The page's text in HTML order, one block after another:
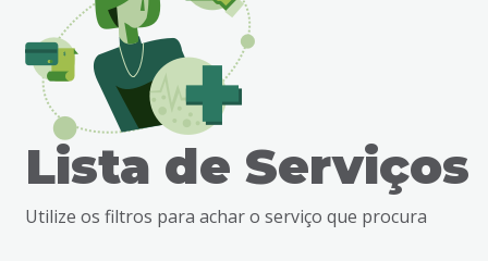
busca
Lista de Serviços
Utilize os filtros para achar o serviço que procura